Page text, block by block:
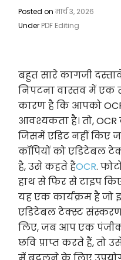
Posted onमार्च 3, 2026
Under PDF Editing
बहुत सारे कागजी
निपटना वास्तव में
कारण है कि आपको
आवश्यकता है। तो, OCR
जिसमें एडिट नहीं किए
कॉपियों को एडिटेबल
है, उसे कहते हैंOCR.
हाथ से फिर से टाइप
यह एक कार्यक्रम है जो
एडिटेबल टेक्स्ट
लिए, जब आप एक
छवि प्राप्त करते हैं, तो